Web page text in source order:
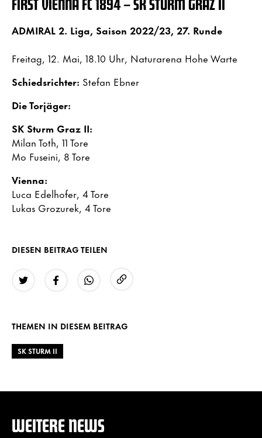
FIRST VIENNA FC 1894 – SK STURM GRAZ II
ADMIRAL 2. Liga, Saison 2022/23, 27. Runde
Freitag, 12. Mai, 18.10 Uhr, Naturarena Hohe Warte
Schiedsrichter: Stefan Ebner
Die Torjäger:
SK Sturm Graz II:
Milan Toth, 11 Tore
Mo Fuseini, 8 Tore
Vienna:
Luca Edelhofer, 4 Tore
Lukas Grozurek, 4 Tore
DIESEN BEITRAG TEILEN
THEMEN IN DIESEM BEITRAG
SK STURM II
WEITERE NEWS